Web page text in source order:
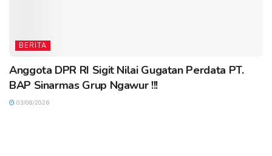
BERITA
Anggota DPR RI Sigit Nilai Gugatan Perdata PT.
BAP Sinarmas Grup Ngawur !!!
03/08/2026